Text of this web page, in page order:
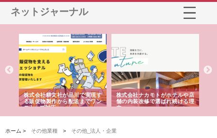
ネットジャーナル
株式会社耕文社が品川で実現す
る販促物製作から配送までワン
ストップ対応
株式会社ナカモトがホテルや店
舗の内装改修で選ばれ続ける理
由
ホーム > その他業種 > その他_法人・企業